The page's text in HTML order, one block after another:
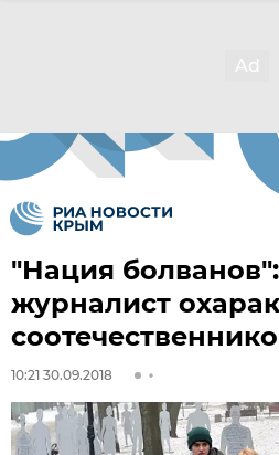
"Нация
журналист
10:21 30.09.2018